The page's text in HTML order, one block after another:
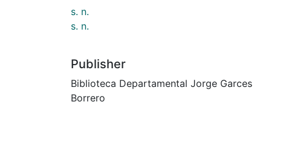
s. n.
s. n.
Publisher
Biblioteca Departamental Jorge Garces
Borrero